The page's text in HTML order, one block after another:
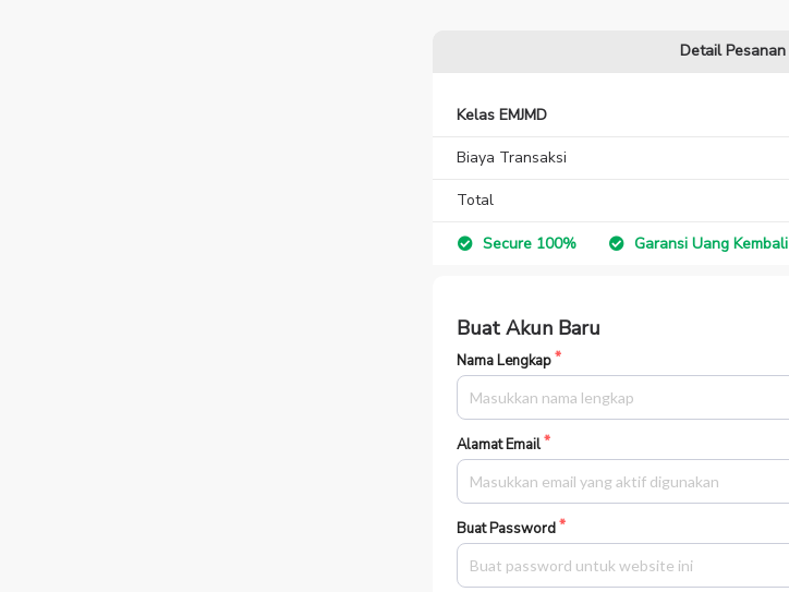
Detail Pesanan
Kelas EMJMD
Biaya Transaksi
Total
Secure 100% Garansi Uang Kembali
Buat Akun Baru
Nama Lengkap
Alamat Email
Buat Password